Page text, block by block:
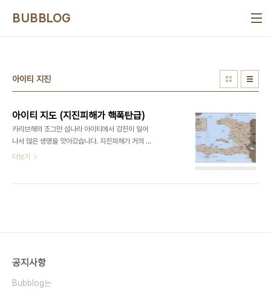
BUBBLOG
아이티 지진
아이티 지도 (지진피해가 핵폭탄급)
카리브해의 조그만 섬나라 아이티에서 강진이 일어
나서 많은 생명을 앗아갔습니다. 지진피해가 거의 핵
폭탄급이라고 합니다. 국제사회의 아낌없는 지원이
더보기
공지사항
Bubblog는